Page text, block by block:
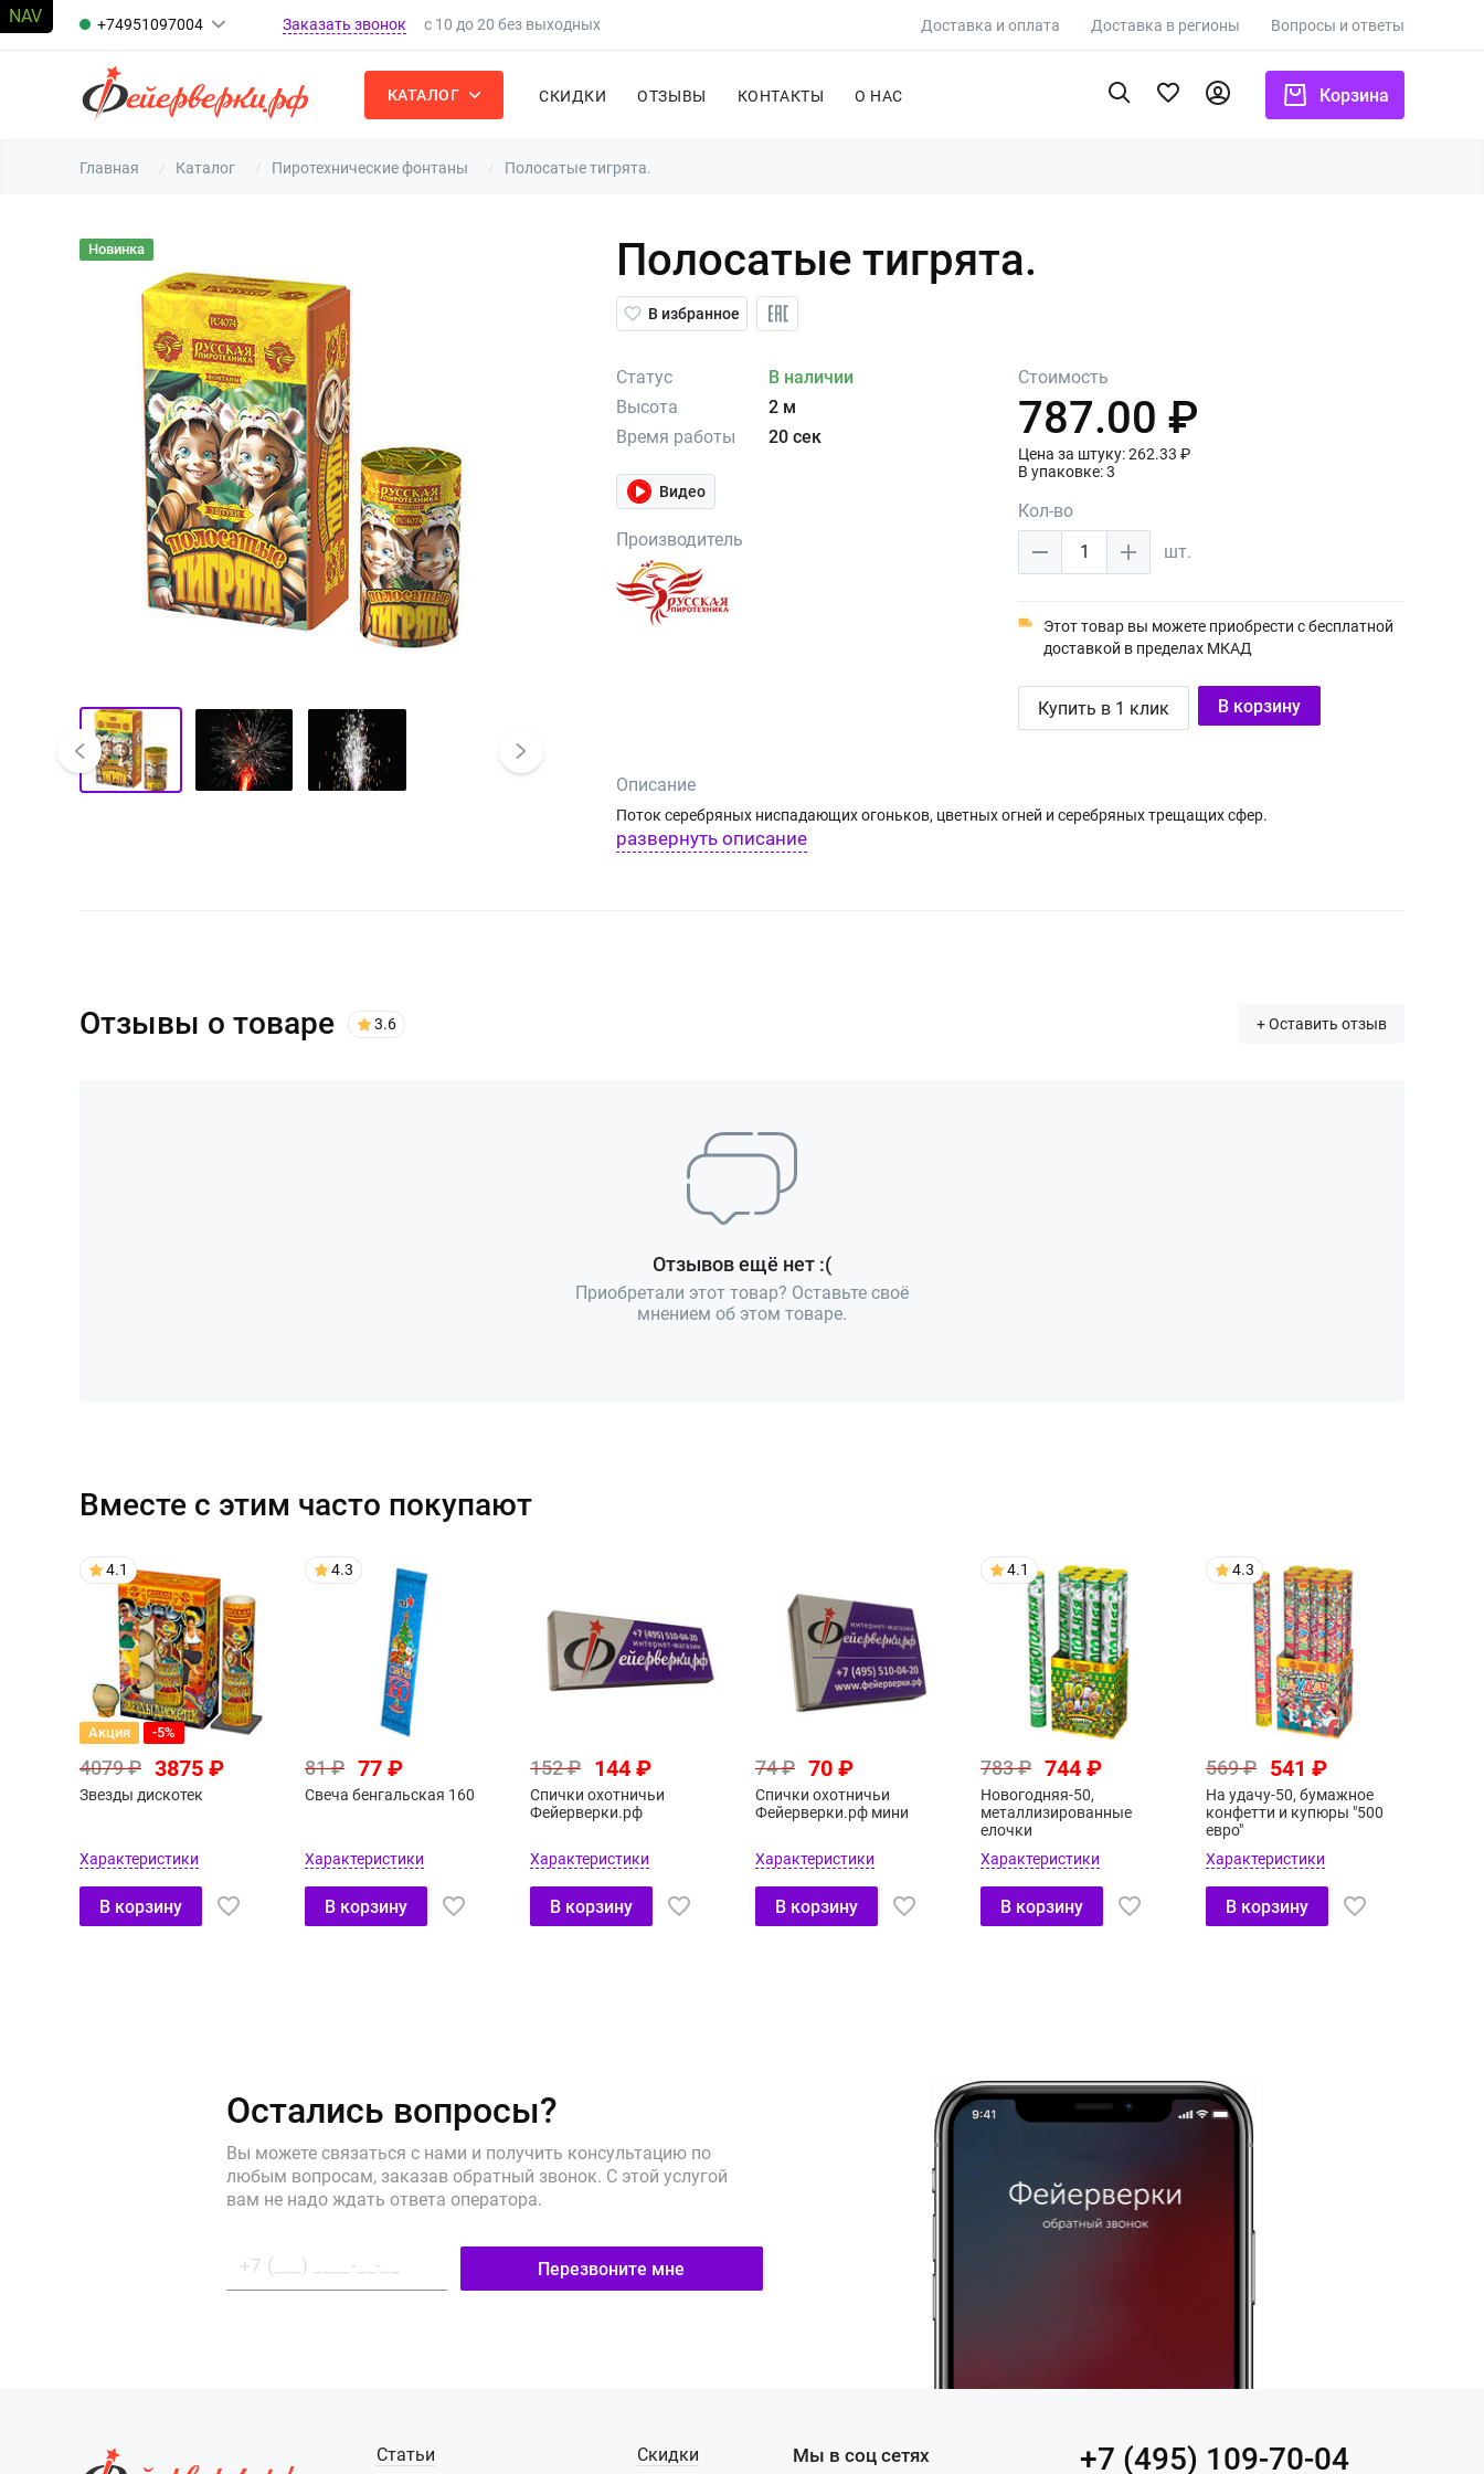
+74951097004 Заказать звонок с 10 до 20 без выходных Доставка и оплата Доставка в регионы Вопросы и ответы
КАТАЛОГ СКИДКИ ОТЗЫВЫ КОНТАКТЫ О НАС Корзина
Главная Каталог Пиротехнические фонтаны Полосатые тигрята.
Новинка Полосатые тигрята.
В избранное
Статус
В наличии
Высота
2 м
Время работы
20 сек
Видео
Производитель
Стоимость
787.00 ₽
Цена за штуку: 262.33 ₽
В упаковке: 3
Кол-во
1
шт.
Этот товар вы можете приобрести с бесплатной
доставкой в пределах МКАД
Купить в 1 клик В корзину
Описание
Поток серебряных ниспадающих огоньков, цветных огней и серебряных трещащих сфер.
развернуть описание
Отзывы о товаре 3.6 + Оставить отзыв
Отзывов ещё нет :(
Приобретали этот товар? Оставьте своё
мнением об этом товаре.
Вместе с этим часто покупают
4.1
Акция -5%
4079 ₽ 3875 ₽
Звезды дискотек
Характеристики
В корзину
4.3
81 ₽ 77 ₽
Свеча бенгальская 160
Характеристики
В корзину
152 ₽ 144 ₽
Спички охотничьи
Фейерверки.рф
Характеристики
В корзину
74 ₽ 70 ₽
Спички охотничьи
Фейерверки.рф мини
Характеристики
В корзину
4.1
783 ₽ 744 ₽
Новогодняя-50,
металлизированные
елочки
Характеристики
В корзину
4.3
569 ₽ 541 ₽
На удачу-50, бумажное
конфетти и купюры "500
евро"
Характеристики
В корзину
Остались вопросы?
Вы можете связаться с нами и получить консультацию по
любым вопросам, заказав обратный звонок. С этой услугой
вам не надо ждать ответа оператора.
Перезвоните мне
Статьи Скидки Мы в соц сетях +7 (495) 109-70-04